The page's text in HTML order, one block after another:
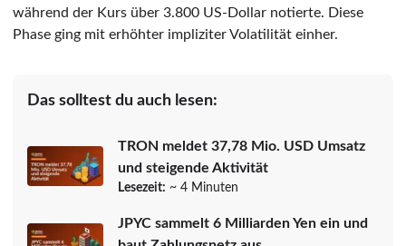
während der Kurs über 3.800 US-Dollar notierte. Diese
Phase ging mit erhöhter impliziter Volatilität einher.
Das solltest du auch lesen:
TRON meldet 37,78 Mio. USD Umsatz
und steigende Aktivität
Lesezeit: ~ 4 Minuten
JPYC sammelt 6 Milliarden Yen ein und